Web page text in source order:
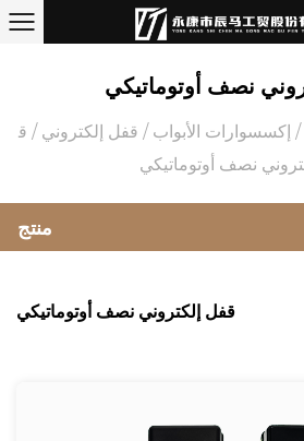
نصف أوتوماتيكي
/ إكسسوارات الأبواب / قفل إلكتروني / ق
نصف أوتوماتيكي
منتج
قفل إلكتروني نصف أوتوماتيكي